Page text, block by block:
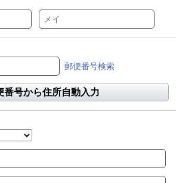
郵便番号検索
番号から住所自動入力